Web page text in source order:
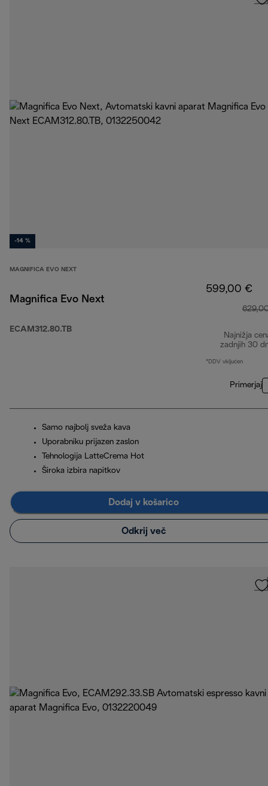
-14 %
MAGNIFICA EVO NEXT
Magnifica Evo Next
ECAM312.80.TB
599,00 €
Najnižja
zadnjih 30
*DDV vključen
Primerjaj
Samo najbolj sveža kava
Uporabniku prijazen zaslon
Tehnologija LatteCrema Hot
Široka izbira napitkov
Dodaj v košarico
Odkrij več